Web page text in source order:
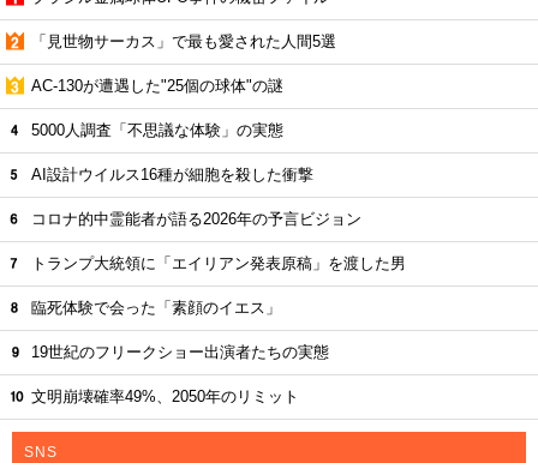
「見世物サーカス」で最も愛された人間5選
AC-130が遭遇した"25個の球体"の謎
5000人調査「不思議な体験」の実態
AI設計ウイルス16種が細胞を殺した衝撃
コロナ的中霊能者が語る2026年の予言ビジョン
トランプ大統領に「エイリアン発表原稿」を渡した男
臨死体験で会った「素顔のイエス」
19世紀のフリークショー出演者たちの実態
文明崩壊確率49%、2050年のリミット
SNS